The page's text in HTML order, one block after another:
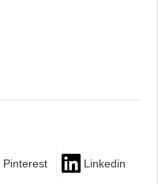
Pinterest Linkedin